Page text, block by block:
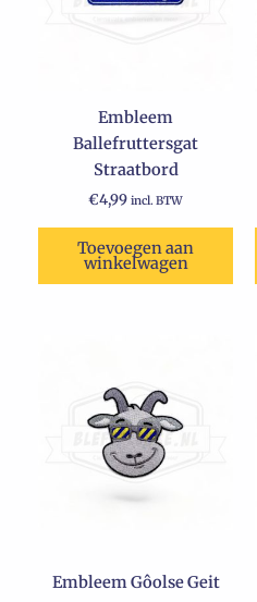
Embleem
Ballefruttersgat
Straatbord
€4,99 incl. BTW
Toevoegen aan
winkelwagen
Embleem Gôolse Geit